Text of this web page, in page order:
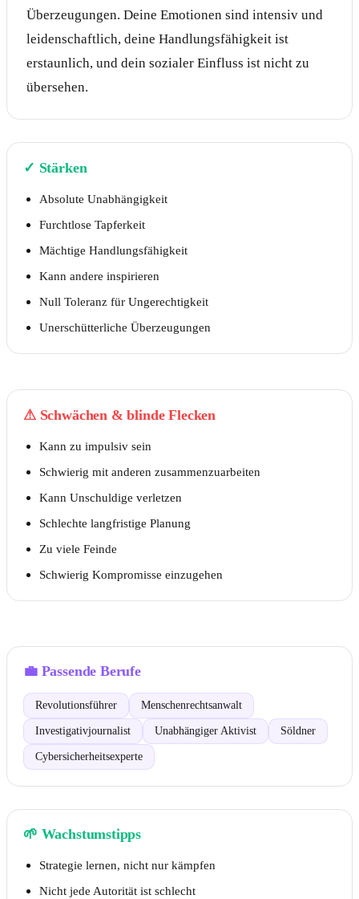
Überzeugungen. Deine Emotionen sind intensiv und
leidenschaftlich, deine Handlungsfähigkeit ist
erstaunlich, und dein sozialer Einfluss ist nicht zu
übersehen.
✓ Stärken
Absolute Unabhängigkeit
Furchtlose Tapferkeit
Mächtige Handlungsfähigkeit
Kann andere inspirieren
Null Toleranz für Ungerechtigkeit
Unerschütterliche Überzeugungen
⚠ Schwächen & blinde Flecken
Kann zu impulsiv sein
Schwierig mit anderen zusammenzuarbeiten
Kann Unschuldige verletzen
Schlechte langfristige Planung
Zu viele Feinde
Schwierig Kompromisse einzugehen
💼 Passende Berufe
Revolutionsführer Menschenrechtsanwalt
Investigativjournalist Unabhängiger Aktivist Söldner
Cybersicherheitsexperte
🌱 Wachstumstipps
Strategie lernen, nicht nur kämpfen
Nicht jede Autorität ist schlecht